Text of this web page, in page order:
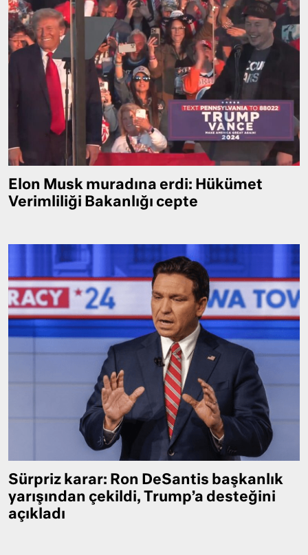
Elon Musk muradına erdi: Hükümet
Verimliliği Bakanlığı cepte
Sürpriz karar: Ron DeSantis başkanlık
yarışından çekildi, Trump’a desteğini
açıkladı